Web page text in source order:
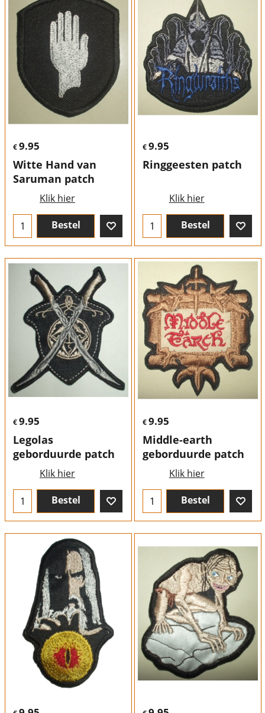
€9.95
Witte Hand van
Saruman patch
Klik hier
Bestel
€9.95
Ringgeesten patch
Klik hier
Bestel
€9.95
Legolas
geborduurde patch
Klik hier
Bestel
€9.95
Middle-earth
geborduurde patch
Klik hier
Bestel